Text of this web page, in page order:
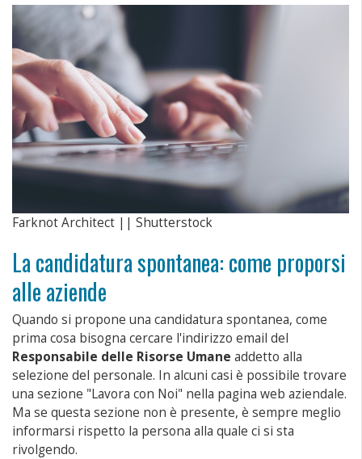
Farknot Architect || Shutterstock
La candidatura spontanea: come proporsi
alle aziende
Quando si propone una candidatura spontanea, come
prima cosa bisogna cercare l'indirizzo email del
Responsabile delle Risorse Umane addetto alla
selezione del personale. In alcuni casi è possibile trovare
una sezione "Lavora con Noi" nella pagina web aziendale.
Ma se questa sezione non è presente, è sempre meglio
informarsi rispetto la persona alla quale ci si sta
rivolgendo.